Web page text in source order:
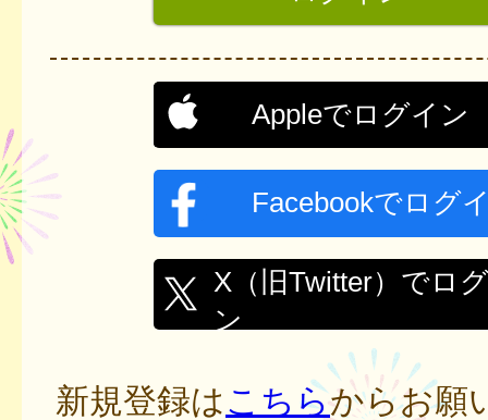
Appleでログイン
Facebookでログ
X（旧Twitter）でロ
ン
新規登録はこちらからお願